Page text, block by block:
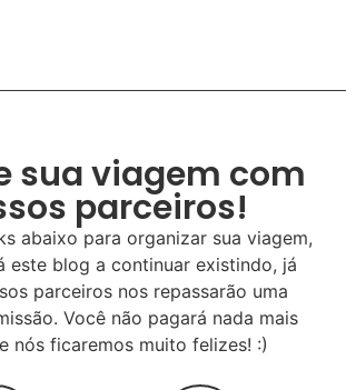
sua viagem com
parceiros!
abaixo para organizar sua viagem,
este blog a continuar existindo, já
parceiros nos repassarão uma
Você não pagará nada mais
nós ficaremos muito felizes! :)